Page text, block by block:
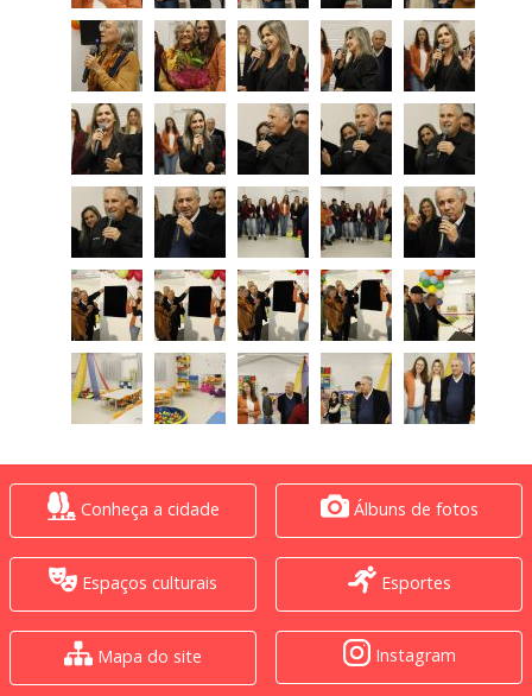
Conheça a cidade Álbuns de fotos
Espaços culturais Esportes
Mapa do site Instagram